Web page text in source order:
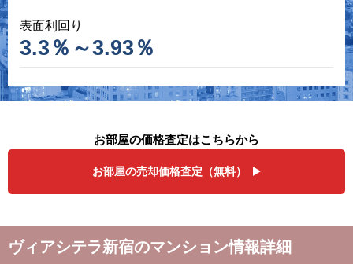
表面利回り
3.3％～3.93％
お部屋の価格査定はこちらから
お部屋の売却価格査定（無料）
ヴィアシテラ新宿のマンション情報詳細